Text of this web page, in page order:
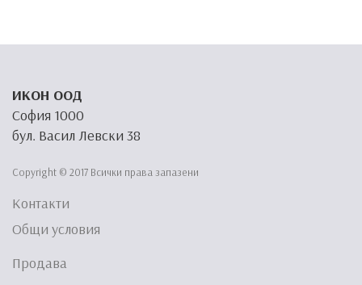
ИКОН ООД
София 1000
бул. Васил Левски 38
Copyright © 2017 Всички права запазени
Контакти
Общи условия
Продава